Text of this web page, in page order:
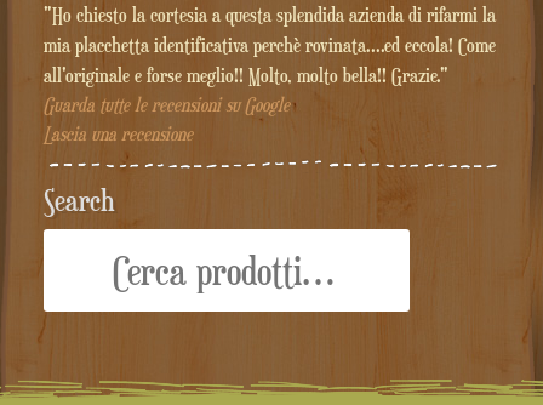
"Ho chiesto la cortesia a questa splendida azienda di rifarmi la
mia placchetta identificativa perchè rovinata....ed eccola! Come
all'originale e forse meglio!! Molto, molto bella!! Grazie."
Guarda tutte le recensioni su Google
Lascia una recensione
Search